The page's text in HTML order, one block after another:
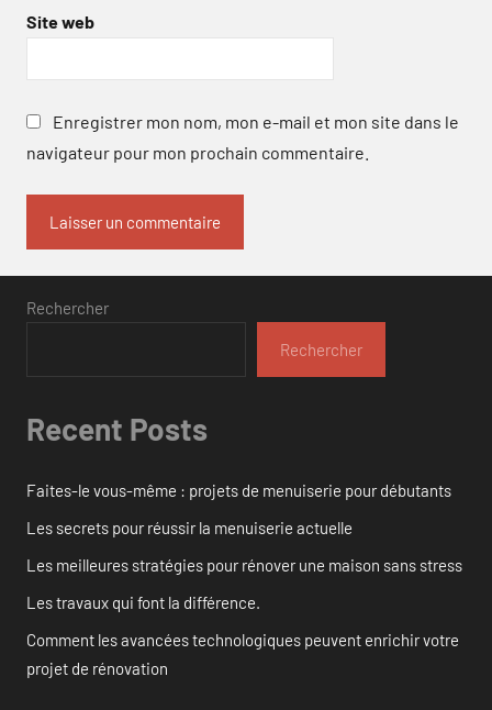
Site web
Enregistrer mon nom, mon e-mail et mon site dans le
navigateur pour mon prochain commentaire.
Rechercher
Rechercher
Recent Posts
Faites-le vous-même : projets de menuiserie pour débutants
Les secrets pour réussir la menuiserie actuelle
Les meilleures stratégies pour rénover une maison sans stress
Les travaux qui font la différence.
Comment les avancées technologiques peuvent enrichir votre
projet de rénovation